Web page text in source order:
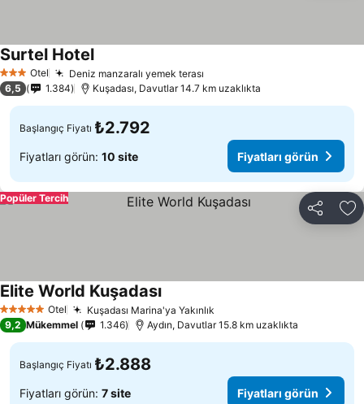
3 YıldızOtel Deniz manzaralı yemek terası
Surtel HotelFiyatları görün
6,5 1.384 Kuşadası, Davutlar 14.7 km uzaklıkta
Başlangıç Fiyatı ₺2.792
Fiyatları görün: 10 site Fiyatları görün
Paylaş
Popüler Tercih
5 Yıldız Otel Kuşadası Marina'ya Yakınlık
Elite World KuşadasıFiyatları görün
9,2 Mükemmel 1.346 Aydın, Davutlar 15.8 km uzaklıkta
Başlangıç Fiyatı ₺2.888
Fiyatları görün: 7 site Fiyatları görün